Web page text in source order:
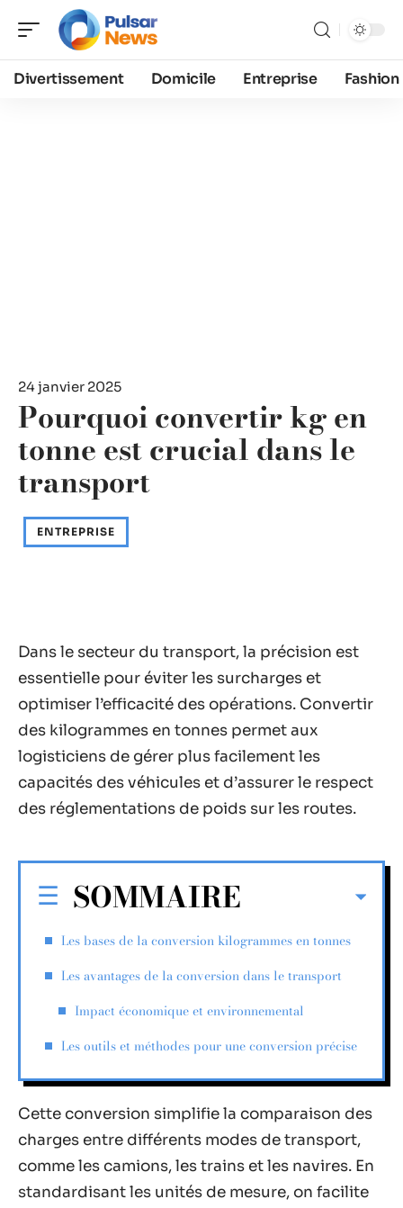
Divertissement Domicile Entreprise Fashion
24 janvier 2025
Pourquoi convertir kg en
tonne est crucial dans le
transport
ENTREPRISE
Dans le secteur du transport, la précision est
essentielle pour éviter les surcharges et
optimiser l’efficacité des opérations. Convertir
des kilogrammes en tonnes permet aux
logisticiens de gérer plus facilement les
capacités des véhicules et d’assurer le respect
des réglementations de poids sur les routes.
SOMMAIRE
Les bases de la conversion kilogrammes en tonnes
Les avantages de la conversion dans le transport
Impact économique et environnemental
Les outils et méthodes pour une conversion précise
Cette conversion simplifie la comparaison des
charges entre différents modes de transport,
comme les camions, les trains et les navires. En
standardisant les unités de mesure, on facilite